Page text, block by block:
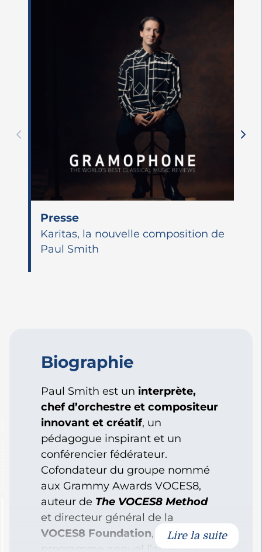
Presse
Karitas, la nouvelle composition de
Paul Smith
Biographie
Paul Smith est un interprète,
chef d’orchestre et compositeur
innovant et créatif, un
pédagogue inspirant et un
conférencier fédérateur.
Cofondateur du groupe nommé
aux Grammy Awards VOCES8,
auteur de The VOCES8 Method
et directeur général de la
VOCES8 Foundation, son
programme annuel l’amène à
Lire la suite